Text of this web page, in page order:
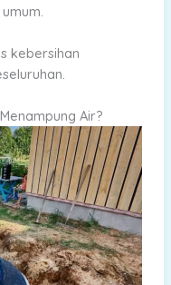
kebersihan
Air?